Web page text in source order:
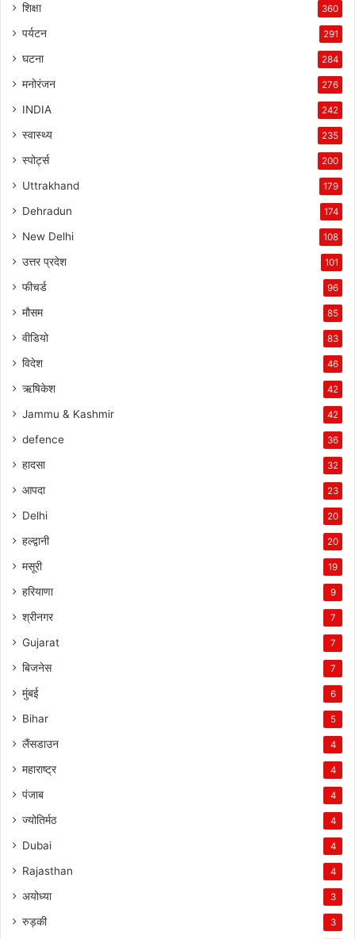
शिक्षा 360
पर्यटन 291
घटना 284
मनोरंजन 276
INDIA 242
स्वास्थ्य 235
स्पोर्ट्स 200
Uttrakhand 179
Dehradun 174
New Delhi 108
उत्तर प्रदेश 101
फीचर्ड 96
मौसम 85
वीडियो 83
विदेश 46
ऋषिकेश 42
Jammu & Kashmir 42
defence 36
हादसा 32
आपदा 23
Delhi 20
हल्द्वानी 20
मसूरी 19
हरियाणा 9
श्रीनगर 7
Gujarat 7
बिजनेस 7
मुंबई 6
Bihar 5
लैंसडाउन 4
महाराष्ट्र 4
पंजाब 4
ज्योतिर्मठ 4
Dubai 4
Rajasthan 4
अयोध्या 3
रुड़की 3